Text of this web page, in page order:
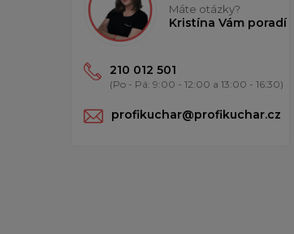
Máte otázky?
Kristína Vám poradí
210 012 501
(Po - Pá: 9:00 - 12:00 a 13:00 - 16:30)
profikuchar@profikuchar.cz